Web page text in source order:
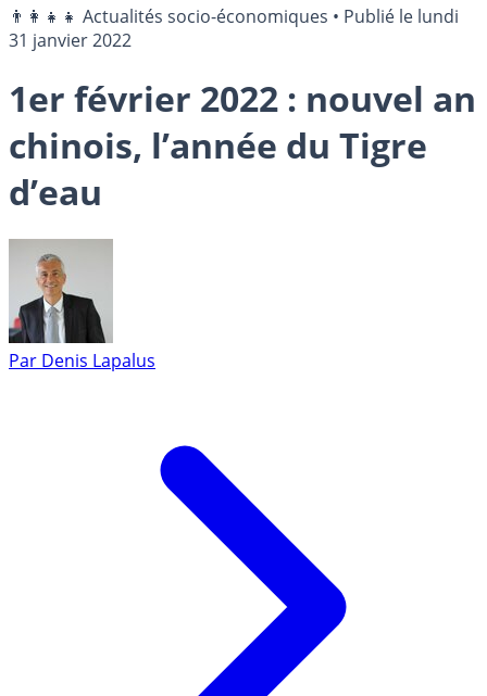
👨‍👩‍👧‍👧 Actualités socio-économiques • Publié le lundi
31 janvier 2022
1er février 2022 : nouvel an
chinois, l’année du Tigre
d’eau
Par Denis Lapalus